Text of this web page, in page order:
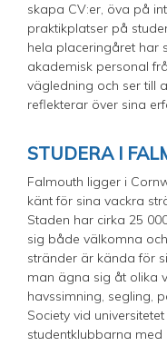
skapa CV:er, öva på
praktikplatser på
hela placeringåret har
akademisk personal
vägledning och ser till
reflekterar över sina
STUDERA I
Falmouth ligger i
känt för sina vackra
Staden har cirka 25
sig både välkomna
stränder är kända för
man ägna sig åt olika
havssimning, segling,
Society vid
studentklubbarna